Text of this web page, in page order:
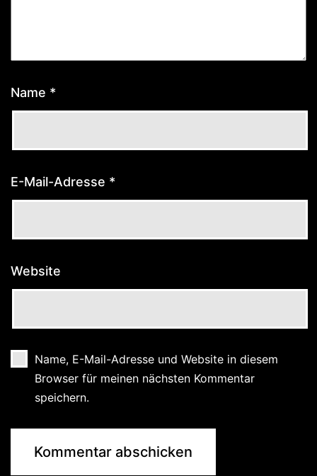
Name *
E-Mail-Adresse *
Website
Name, E-Mail-Adresse und Website in diesem
Browser für meinen nächsten Kommentar
speichern.